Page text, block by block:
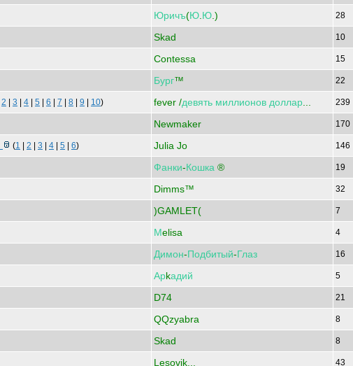
Юричъ(Ю Ю .) 28
Skad 10
Contessa 15
Бург™ 22
2 3 4 5 6 7 8 9 10) fever /девять миллионов доллар 239
Newmaker 170
(1 2 3 4 5 6) Julia Jo 146
Фанки-Кошка ® 19
Dimms™ 32
)GAMLET( 7
Мelisa 4
Димон-Подбитый-Глаз 16
Арkадий 5
D74 21
QQzyabra 8
Skad 8
Lesovik... 43